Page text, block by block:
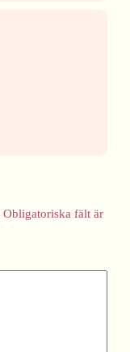
Obligatoriska fält är